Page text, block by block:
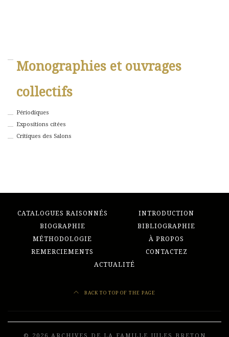
Monographies et ouvrages
collectifs
Périodiques
Expositions citées
Critiques des Salons
CATALOGUES RAISONNÉS
INTRODUCTION
BIOGRAPHIE
BIBLIOGRAPHIE
MÉTHODOLOGIE
À PROPOS
REMERCIEMENTS
CONTACTEZ
ACTUALITÉ
BACK TO TOP OF THE PAGE
© 2026 ARCHIVES DE LA FAMILLE JULES BRETON